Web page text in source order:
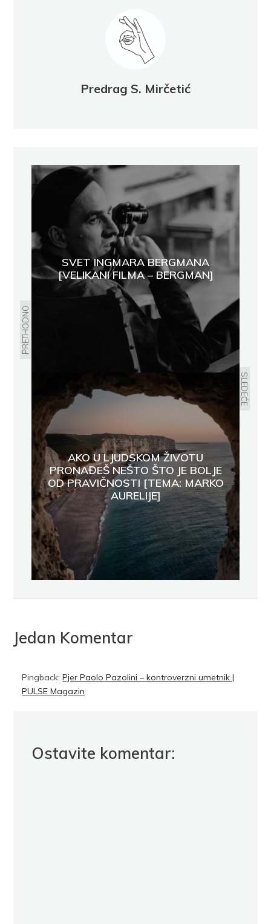
Predrag S. Mirčetić
PRETHODNO
SVET INGMARA BERGMANA
[VELIKANI FILMA – BERGMAN]
SLEDEĆE
AKO U LJUDSKOM ŽIVOTU
PRONAĐEŠ NEŠTO ŠTO JE BOLJE
OD PRAVIČNOSTI [TEMA: MARKO
AURELIJE]
Jedan Komentar
Pingback:Pjer Paolo Pazolini – kontroverzni umetnik |
PULSE Magazin
Ostavite komentar: